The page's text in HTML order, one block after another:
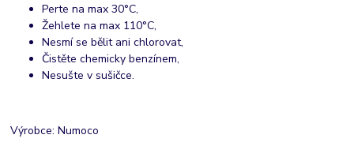
Perte na max 30°C,
Žehlete na max 110°C,
Nesmí se bělit ani chlorovat,
Čistěte chemicky benzínem,
Nesušte v sušičce.
Výrobce: Numoco